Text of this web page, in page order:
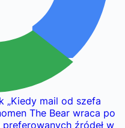
„Kiedy mail od szefa
The Bear wraca po
źródeł w